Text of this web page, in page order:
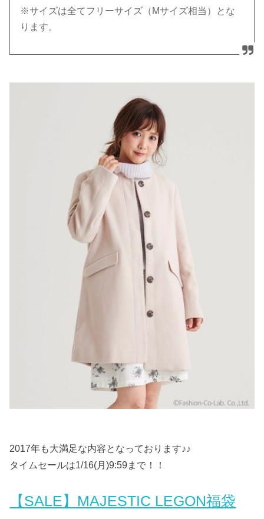
※サイズは全てフリーサイズ（Mサイズ相当）とな
ります。
2017年も大満足な内容となっております♪♪
タイムセールは1/16(月)9:59まで！！
【SALE】MAJESTIC LEGON福袋